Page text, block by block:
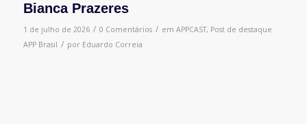
Bianca Prazeres
1 de julho de 2026 / 0 Comentários / em APPCAST, Post de destaque
APP Brasil / por Eduardo Correia